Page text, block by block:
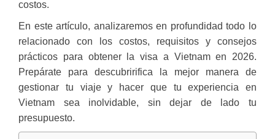
costos.
En este artículo, analizaremos en profundidad todo lo
relacionado con los costos, requisitos y consejos
prácticos para obtener la visa a Vietnam en 2026.
Prepárate para descubririfica la mejor manera de
gestionar tu viaje y hacer que tu experiencia en
Vietnam sea inolvidable, sin dejar de lado tu
presupuesto.